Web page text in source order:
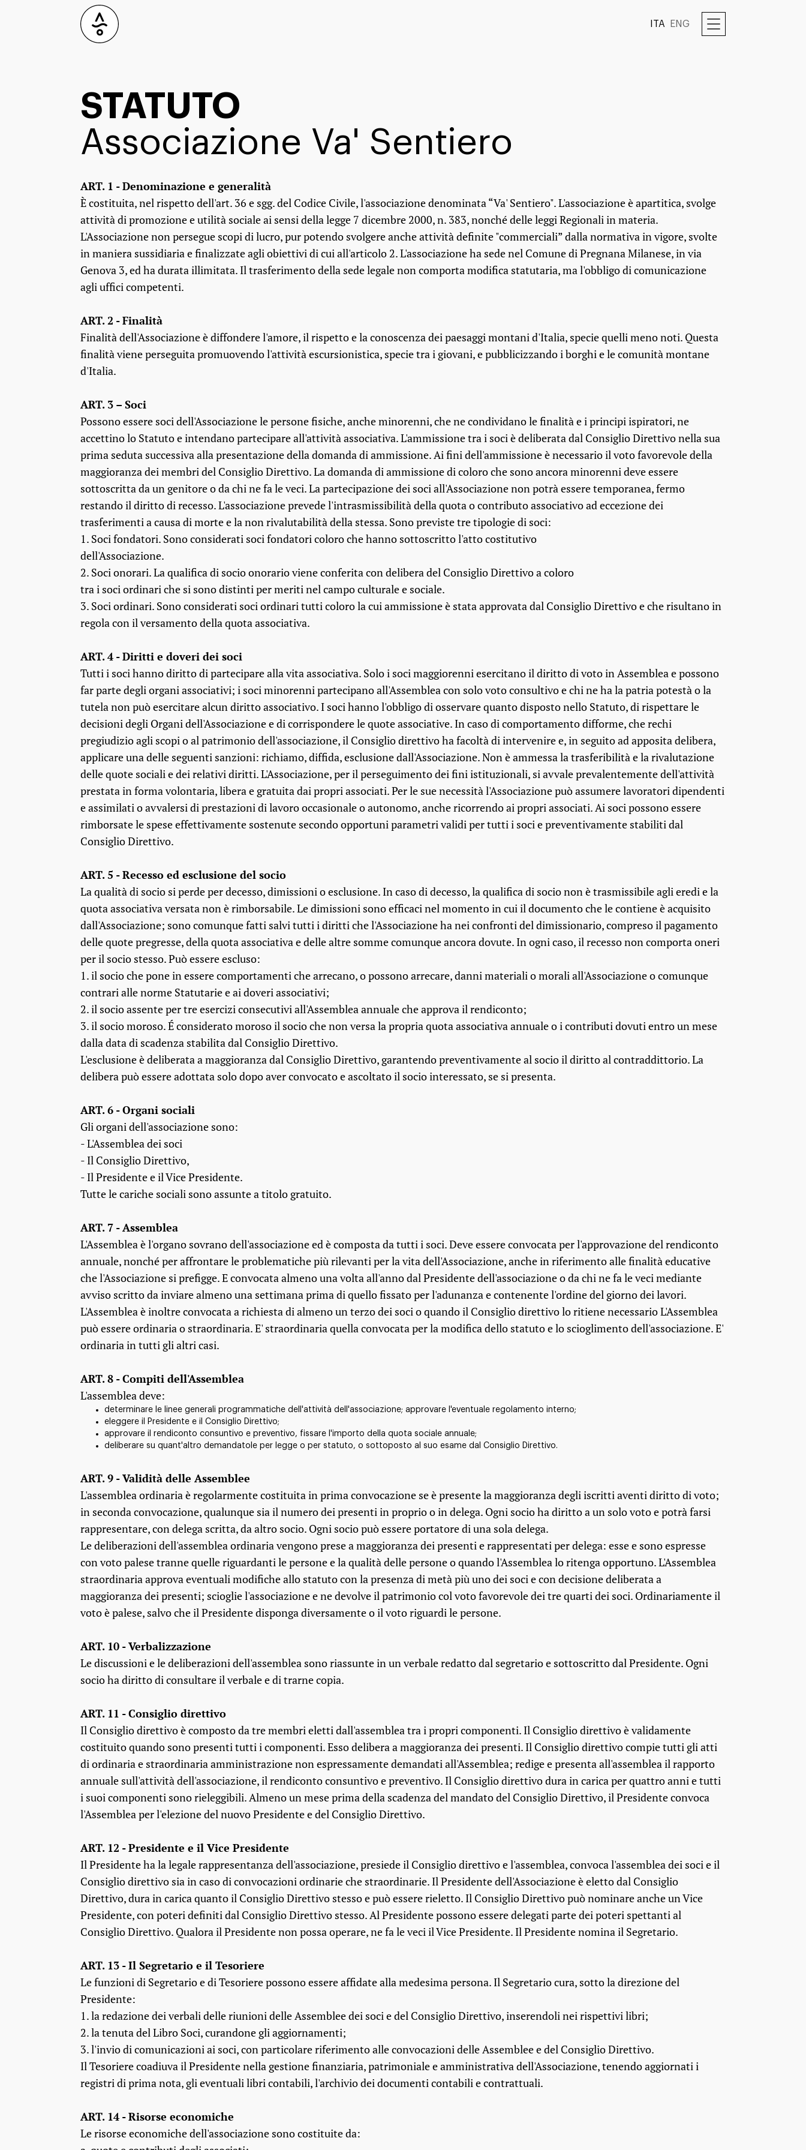
ITA ENG
STATUTO
Associazione Va' Sentiero
ART. 1 - Denominazione e generalità
È costituita, nel rispetto dell'art. 36 e sgg. del Codice Civile, l'associazione denominata “Va' Sentiero". L'associazione è apartitica, svolge
attività di promozione e utilità sociale ai sensi della legge 7 dicembre 2000, n. 383, nonché delle leggi Regionali in materia.
L'Associazione non persegue scopi di lucro, pur potendo svolgere anche attività definite "commerciali” dalla normativa in vigore, svolte
in maniera sussidiaria e finalizzate agli obiettivi di cui all'articolo 2. L'associazione ha sede nel Comune di Pregnana Milanese, in via
Genova 3, ed ha durata illimitata. Il trasferimento della sede legale non comporta modifica statutaria, ma l'obbligo di comunicazione
agli uffici competenti.
ART. 2 - Finalità
Finalità dell'Associazione è diffondere l'amore, il rispetto e la conoscenza dei paesaggi montani d'Italia, specie quelli meno noti. Questa
finalità viene perseguita promuovendo l'attività escursionistica, specie tra i giovani, e pubblicizzando i borghi e le comunità montane
d'Italia.
ART. 3 – Soci
Possono essere soci dell'Associazione le persone fisiche, anche minorenni, che ne condividano le finalità e i principi ispiratori, ne
accettino lo Statuto e intendano partecipare all'attività associativa. L'ammissione tra i soci è deliberata dal Consiglio Direttivo nella sua
prima seduta successiva alla presentazione della domanda di ammissione. Ai fini dell'ammissione è necessario il voto favorevole della
maggioranza dei membri del Consiglio Direttivo. La domanda di ammissione di coloro che sono ancora minorenni deve essere
sottoscritta da un genitore o da chi ne fa le veci. La partecipazione dei soci all'Associazione non potrà essere temporanea, fermo
restando il diritto di recesso. L'associazione prevede l'intrasmissibilità della quota o contributo associativo ad eccezione dei
trasferimenti a causa di morte e la non rivalutabilità della stessa. Sono previste tre tipologie di soci:
1. Soci fondatori. Sono considerati soci fondatori coloro che hanno sottoscritto l'atto costitutivo
dell'Associazione.
2. Soci onorari. La qualifica di socio onorario viene conferita con delibera del Consiglio Direttivo a coloro
tra i soci ordinari che si sono distinti per meriti nel campo culturale e sociale.
3. Soci ordinari. Sono considerati soci ordinari tutti coloro la cui ammissione è stata approvata dal Consiglio Direttivo e che risultano in
regola con il versamento della quota associativa.
ART. 4 - Diritti e doveri dei soci
Tutti i soci hanno diritto di partecipare alla vita associativa. Solo i soci maggiorenni esercitano il diritto di voto in Assemblea e possono
far parte degli organi associativi; i soci minorenni partecipano all'Assemblea con solo voto consultivo e chi ne ha la patria potestà o la
tutela non può esercitare alcun diritto associativo. I soci hanno l'obbligo di osservare quanto disposto nello Statuto, di rispettare le
decisioni degli Organi dell'Associazione e di corrispondere le quote associative. In caso di comportamento difforme, che rechi
pregiudizio agli scopi o al patrimonio dell'associazione, il Consiglio direttivo ha facoltà di intervenire e, in seguito ad apposita delibera,
applicare una delle seguenti sanzioni: richiamo, diffida, esclusione dall'Associazione. Non è ammessa la trasferibilità e la rivalutazione
delle quote sociali e dei relativi diritti. L'Associazione, per il perseguimento dei fini istituzionali, si avvale prevalentemente dell'attività
prestata in forma volontaria, libera e gratuita dai propri associati. Per le sue necessità l'Associazione può assumere lavoratori dipendenti
e assimilati o avvalersi di prestazioni di lavoro occasionale o autonomo, anche ricorrendo ai propri associati. Ai soci possono essere
rimborsate le spese effettivamente sostenute secondo opportuni parametri validi per tutti i soci e preventivamente stabiliti dal
Consiglio Direttivo.
ART. 5 - Recesso ed esclusione del socio
La qualità di socio si perde per decesso, dimissioni o esclusione. In caso di decesso, la qualifica di socio non è trasmissibile agli eredi e la
quota associativa versata non è rimborsabile. Le dimissioni sono efficaci nel momento in cui il documento che le contiene è acquisito
dall'Associazione; sono comunque fatti salvi tutti i diritti che l'Associazione ha nei confronti del dimissionario, compreso il pagamento
delle quote pregresse, della quota associativa e delle altre somme comunque ancora dovute. In ogni caso, il recesso non comporta oneri
per il socio stesso. Può essere escluso:
1. il socio che pone in essere comportamenti che arrecano, o possono arrecare, danni materiali o morali all'Associazione o comunque
contrari alle norme Statutarie e ai doveri associativi;
2. il socio assente per tre esercizi consecutivi all'Assemblea annuale che approva il rendiconto;
3. il socio moroso. É considerato moroso il socio che non versa la propria quota associativa annuale o i contributi dovuti entro un mese
dalla data di scadenza stabilita dal Consiglio Direttivo.
L'esclusione è deliberata a maggioranza dal Consiglio Direttivo, garantendo preventivamente al socio il diritto al contraddittorio. La
delibera può essere adottata solo dopo aver convocato e ascoltato il socio interessato, se si presenta.
ART. 6 - Organi sociali
Gli organi dell'associazione sono:
- L'Assemblea dei soci
- Il Consiglio Direttivo,
- Il Presidente e il Vice Presidente.
Tutte le cariche sociali sono assunte a titolo gratuito.
ART. 7 - Assemblea
L'Assemblea è l'organo sovrano dell'associazione ed è composta da tutti i soci. Deve essere convocata per l'approvazione del rendiconto
annuale, nonché per affrontare le problematiche più rilevanti per la vita dell'Associazione, anche in riferimento alle finalità educative
che l'Associazione si prefigge. E convocata almeno una volta all'anno dal Presidente dell'associazione o da chi ne fa le veci mediante
avviso scritto da inviare almeno una settimana prima di quello fissato per l'adunanza e contenente l'ordine del giorno dei lavori.
L'Assemblea è inoltre convocata a richiesta di almeno un terzo dei soci o quando il Consiglio direttivo lo ritiene necessario L'Assemblea
può essere ordinaria o straordinaria. E' straordinaria quella convocata per la modifica dello statuto e lo scioglimento dell'associazione. E'
ordinaria in tutti gli altri casi.
ART. 8 - Compiti dell'Assemblea
L'assemblea deve:
determinare le linee generali programmatiche dell'attività dell'associazione; approvare l'eventuale regolamento interno;
eleggere il Presidente e il Consiglio Direttivo;
approvare il rendiconto consuntivo e preventivo, fissare l'importo della quota sociale annuale;
deliberare su quant'altro demandatole per legge o per statuto, o sottoposto al suo esame dal Consiglio Direttivo.
ART. 9 - Validità delle Assemblee
L'assemblea ordinaria è regolarmente costituita in prima convocazione se è presente la maggioranza degli iscritti aventi diritto di voto;
in seconda convocazione, qualunque sia il numero dei presenti in proprio o in delega. Ogni socio ha diritto a un solo voto e potrà farsi
rappresentare, con delega scritta, da altro socio. Ogni socio può essere portatore di una sola delega.
Le deliberazioni dell'assemblea ordinaria vengono prese a maggioranza dei presenti e rappresentati per delega: esse e sono espresse
con voto palese tranne quelle riguardanti le persone e la qualità delle persone o quando l'Assemblea lo ritenga opportuno. L'Assemblea
straordinaria approva eventuali modifiche allo statuto con la presenza di metà più uno dei soci e con decisione deliberata a
maggioranza dei presenti; scioglie l'associazione e ne devolve il patrimonio col voto favorevole dei tre quarti dei soci. Ordinariamente il
voto è palese, salvo che il Presidente disponga diversamente o il voto riguardi le persone.
ART. 10 - Verbalizzazione
Le discussioni e le deliberazioni dell'assemblea sono riassunte in un verbale redatto dal segretario e sottoscritto dal Presidente. Ogni
socio ha diritto di consultare il verbale e di trarne copia.
ART. 11 - Consiglio direttivo
Il Consiglio direttivo è composto da tre membri eletti dall'assemblea tra i propri componenti. Il Consiglio direttivo è validamente
costituito quando sono presenti tutti i componenti. Esso delibera a maggioranza dei presenti. Il Consiglio direttivo compie tutti gli atti
di ordinaria e straordinaria amministrazione non espressamente demandati all'Assemblea; redige e presenta all'assemblea il rapporto
annuale sull'attività dell'associazione, il rendiconto consuntivo e preventivo. Il Consiglio direttivo dura in carica per quattro anni e tutti
i suoi componenti sono rieleggibili. Almeno un mese prima della scadenza del mandato del Consiglio Direttivo, il Presidente convoca
l'Assemblea per l'elezione del nuovo Presidente e del Consiglio Direttivo.
ART. 12 - Presidente e il Vice Presidente
Il Presidente ha la legale rappresentanza dell'associazione, presiede il Consiglio direttivo e l'assemblea, convoca l'assemblea dei soci e il
Consiglio direttivo sia in caso di convocazioni ordinarie che straordinarie. Il Presidente dell'Associazione è eletto dal Consiglio
Direttivo, dura in carica quanto il Consiglio Direttivo stesso e può essere rieletto. Il Consiglio Direttivo può nominare anche un Vice
Presidente, con poteri definiti dal Consiglio Direttivo stesso. Al Presidente possono essere delegati parte dei poteri spettanti al
Consiglio Direttivo. Qualora il Presidente non possa operare, ne fa le veci il Vice Presidente. Il Presidente nomina il Segretario.
ART. 13 - Il Segretario e il Tesoriere
Le funzioni di Segretario e di Tesoriere possono essere affidate alla medesima persona. Il Segretario cura, sotto la direzione del
Presidente:
1. la redazione dei verbali delle riunioni delle Assemblee dei soci e del Consiglio Direttivo, inserendoli nei rispettivi libri;
2. la tenuta del Libro Soci, curandone gli aggiornamenti;
3. l'invio di comunicazioni ai soci, con particolare riferimento alle convocazioni delle Assemblee e del Consiglio Direttivo.
Il Tesoriere coadiuva il Presidente nella gestione finanziaria, patrimoniale e amministrativa dell'Associazione, tenendo aggiornati i
registri di prima nota, gli eventuali libri contabili, l'archivio dei documenti contabili e contrattuali.
ART. 14 - Risorse economiche
Le risorse economiche dell'associazione sono costituite da: